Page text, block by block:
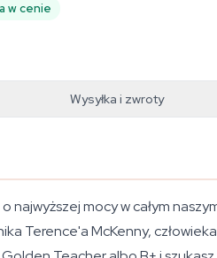
w cenie
Wysyłka i zwroty
najwyższej mocy w całym
Terence'a McKenny,